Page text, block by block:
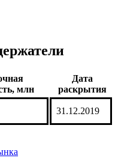
млн
Дата
раскрытия
31.12.2019